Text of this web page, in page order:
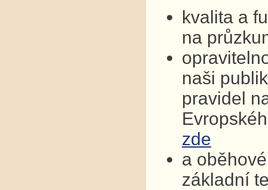
kvalita a
na
naši
pravidel
zde
a
základní